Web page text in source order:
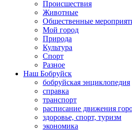
Происшествия
Животные
Общественные
Мой город
Природа
Культура
Спорт
Разное
Наш Бобруйск
бобруйская энциклопедия
справка
транспорт
расписание движения
здоровье, спорт, туризм
экономика